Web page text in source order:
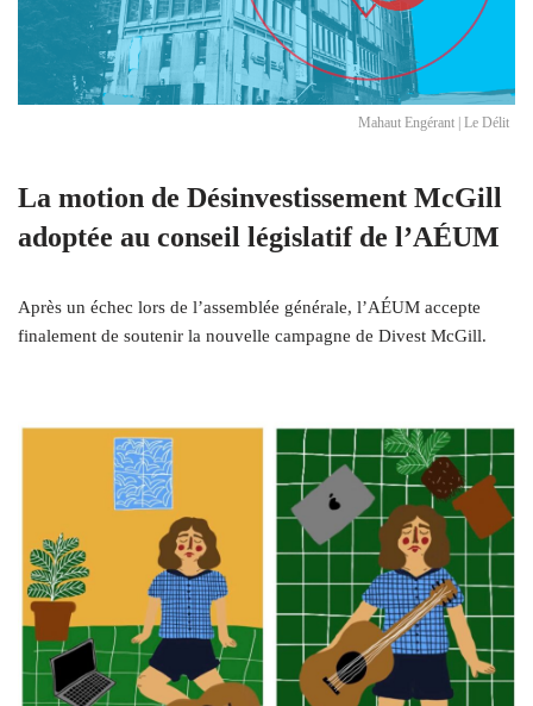
Mahaut Engérant | Le Délit
La motion de Désinvestissement McGill
adoptée au conseil législatif de l’AÉUM
Après un échec lors de l’assemblée générale, l’AÉUM accepte
finalement de soutenir la nouvelle campagne de Divest McGill.